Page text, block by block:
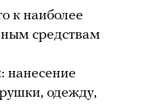
к наиболее
средствам
нанесение
одежду,